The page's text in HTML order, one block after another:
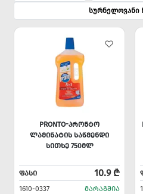
სურნელოვანი
PRONTO-ᲞᲠᲝᲜᲢᲝ
ᲚᲐᲛᲘᲜᲐᲢᲘᲡ ᲡᲐᲬᲛᲔᲜᲓᲘ
ᲡᲘᲗᲮᲔ 750ᲛᲚ
ᲤᲐᲡᲘ 10.9 ₾
1610-0337 ᲛᲐᲠᲐᲒᲨᲘᲐ